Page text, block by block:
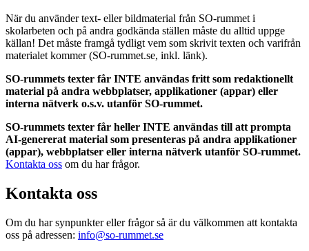
När du använder text- eller bildmaterial från SO-rummet i
skolarbeten och på andra godkända ställen måste du alltid uppge
källan! Det måste framgå tydligt vem som skrivit texten och varifrån
materialet kommer (SO-rummet.se, inkl. länk).
SO-rummets texter får INTE användas fritt som redaktionellt
material på andra webbplatser, applikationer (appar) eller
interna nätverk o.s.v. utanför SO-rummet.
SO-rummets texter får heller INTE användas till att prompta
AI-genererat material som presenteras på andra applikationer
(appar), webbplatser eller interna nätverk utanför SO-rummet.
Kontakta oss om du har frågor.
Kontakta oss
Om du har synpunkter eller frågor så är du välkommen att kontakta
oss på adressen: info@so-rummet.se